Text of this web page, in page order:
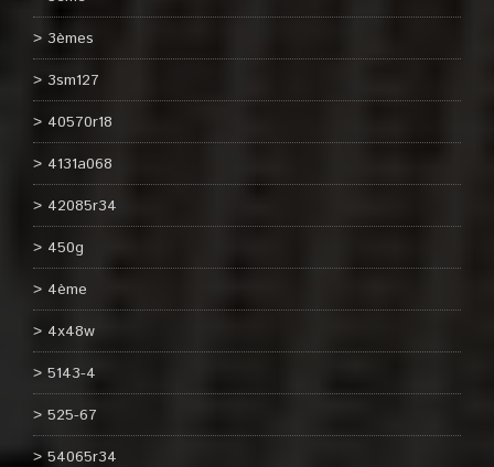
3èmes
3sm127
40570r18
4131a068
42085r34
450g
4ème
4x48w
5143-4
525-67
54065r34